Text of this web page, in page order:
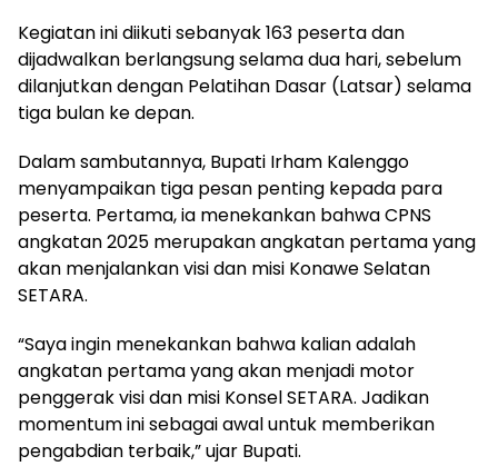
Kegiatan ini diikuti sebanyak 163 peserta dan
dijadwalkan berlangsung selama dua hari, sebelum
dilanjutkan dengan Pelatihan Dasar (Latsar) selama
tiga bulan ke depan.
Dalam sambutannya, Bupati Irham Kalenggo
menyampaikan tiga pesan penting kepada para
peserta. Pertama, ia menekankan bahwa CPNS
angkatan 2025 merupakan angkatan pertama yang
akan menjalankan visi dan misi Konawe Selatan
SETARA.
“Saya ingin menekankan bahwa kalian adalah
angkatan pertama yang akan menjadi motor
penggerak visi dan misi Konsel SETARA. Jadikan
momentum ini sebagai awal untuk memberikan
pengabdian terbaik,” ujar Bupati.